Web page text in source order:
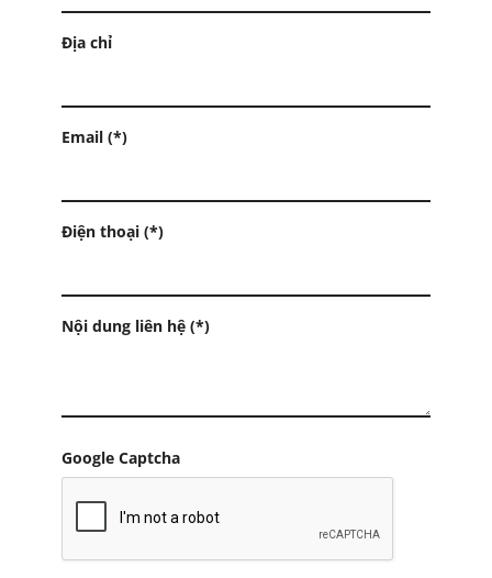
Địa chỉ
Email (*)
Điện thoại (*)
Nội dung liên hệ (*)
Google Captcha